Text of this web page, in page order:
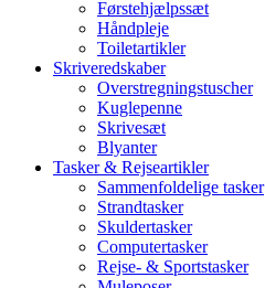
Førstehjælpssæt
Håndpleje
Toiletartikler
Skriveredskaber
Overstregningstuscher
Kuglepenne
Skrivesæt
Blyanter
Tasker & Rejseartikler
Sammenfoldelige tasker
Strandtasker
Skuldertasker
Computertasker
Rejse- & Sportstasker